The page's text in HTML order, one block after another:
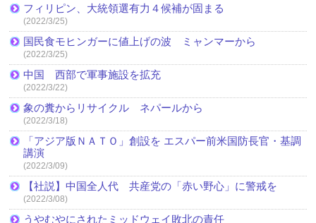
フィリピン、大統領選有力４候補が固まる
(2022/3/25)
国民食モヒンガーに値上げの波 ミャンマーから
(2022/3/25)
中国 西部で軍事施設を拡充
(2022/3/22)
象の糞からリサイクル ネパールから
(2022/3/18)
「アジア版ＮＡＴＯ」創設を エスパー前米国防長官・基調
講演
(2022/3/09)
【社説】中国全人代 共産党の「赤い野心」に警戒を
(2022/3/08)
うやむやにされたミッドウェイ敗北の責任